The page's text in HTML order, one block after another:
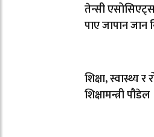
तेन्सी
पाए जापान
शिक्षा, स्वास्थ्य
शिक्षामन्त्री पौडेल